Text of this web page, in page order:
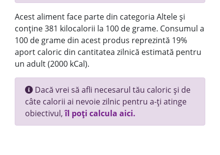
Acest aliment face parte din categoria Altele și
conține 381 kilocalorii la 100 de grame. Consumul a
100 de grame din acest produs reprezintă 19%
aport caloric din cantitatea zilnică estimată pentru
un adult (2000 kCal).
Dacă vrei să afli necesarul tău caloric și de
câte calorii ai nevoie zilnic pentru a-ți atinge
obiectivul,îl poți calcula aici.